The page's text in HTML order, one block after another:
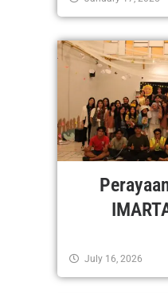
July 16, 2026